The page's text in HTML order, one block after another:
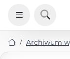
Archiwum